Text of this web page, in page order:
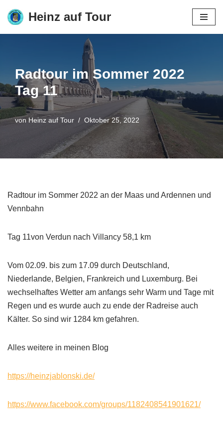
Zum
Heinz auf Tour
Radtour im Sommer 2022
Tag 11
von Heinz auf Tour Oktober 25, 2022
Radtour im Sommer 2022 an der Maas und Ardennen und
Vennbahn
Tag 11von Verdun nach Villancy 58,1 km
Vom 02.09. bis zum 17.09 durch Deutschland,
Niederlande, Belgien, Frankreich und Luxemburg. Bei
wechselhaftes Wetter am anfangs sehr Warm und Tage mit
Regen und es wurde auch zu ende der Radreise auch
Kälter. So sind wir 1284 km gefahren.
Alles weitere in meinen Blog
https://heinzjablonski.de/
https://www.facebook.com/groups/1182408541901621/